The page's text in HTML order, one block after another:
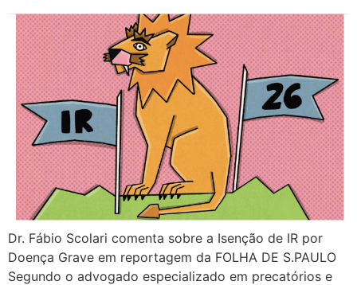
Dr. Fábio Scolari comenta sobre a Isenção de IR por
Doença Grave em reportagem da FOLHA DE S.PAULO
Segundo o advogado especializado em precatórios e